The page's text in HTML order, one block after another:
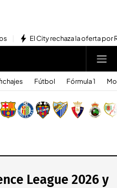
El City rechaza la oferta por
Fútbol Fórmula 1
League 2026 y